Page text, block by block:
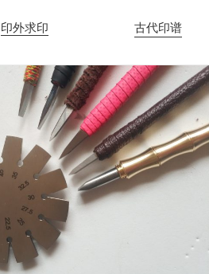
印外求印 古代印谱